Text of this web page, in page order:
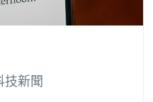
技新聞